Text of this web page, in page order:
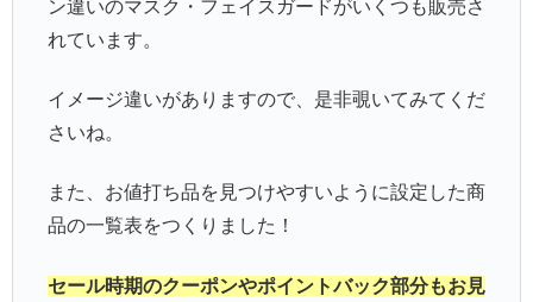
ン違いのマスク・フェイスガードがいくつも販売さ
れています。
イメージ違いがありますので、是非覗いてみてくだ
さいね。
また、お値打ち品を見つけやすいように設定した商
品の一覧表をつくりました！
セール時期のクーポンやポイントバック部分もお見